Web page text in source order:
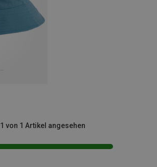
1 von 1 Artikel angesehen